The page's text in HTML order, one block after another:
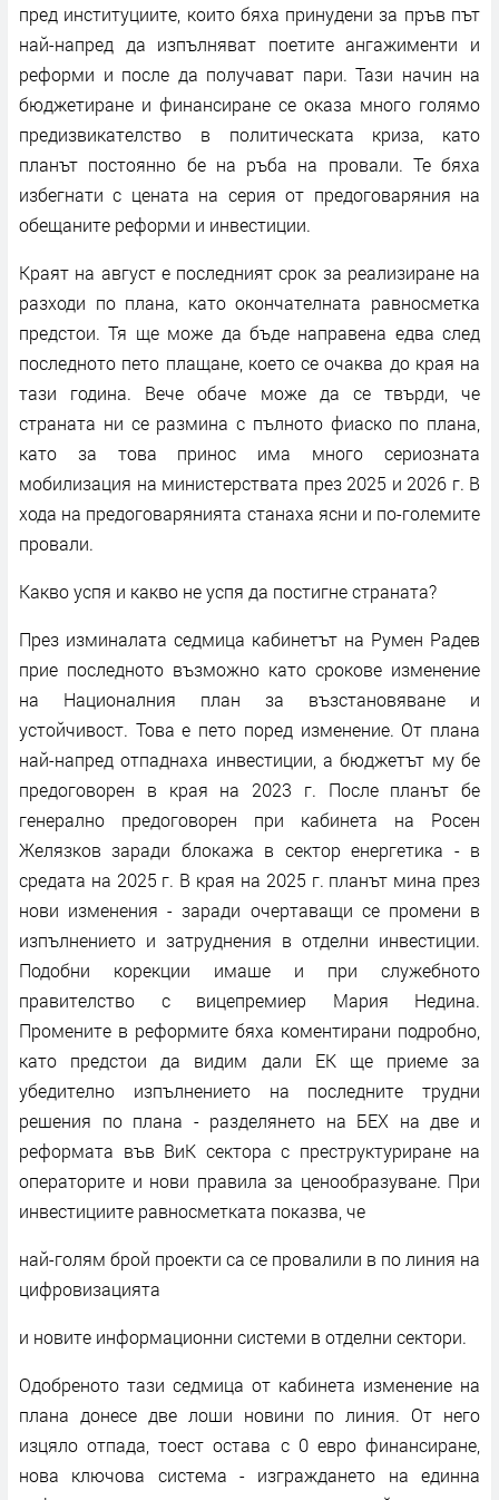
пред институциите, които бяха принудени за пръв път
най-напред да изпълняват поетите ангажименти и
реформи и после да получават пари. Тази начин на
бюджетиране и финансиране се оказа много голямо
предизвикателство в политическата криза, като
планът постоянно бе на ръба на провали. Те бяха
избегнати с цената на серия от предоговаряния на
обещаните реформи и инвестиции.
Краят на август е последният срок за реализиране на
разходи по плана, като окончателната равносметка
предстои. Тя ще може да бъде направена едва след
последното пето плащане, което се очаква до края на
тази година. Вече обаче може да се твърди, че
страната ни се размина с пълното фиаско по плана,
като за това принос има много сериозната
мобилизация на министерствата през 2025 и 2026 г. В
хода на предоговарянията станаха ясни и по-големите
провали.
Какво успя и какво не успя да постигне страната?
През изминалата седмица кабинетът на Румен Радев
прие последното възможно като срокове изменение
на Националния план за възстановяване и
устойчивост. Това е пето поред изменение. От плана
най-напред отпаднаха инвестиции, а бюджетът му бе
предоговорен в края на 2023 г. После планът бе
генерално предоговорен при кабинета на Росен
Желязков заради блокажа в сектор енергетика - в
средата на 2025 г. В края на 2025 г. планът мина през
нови изменения - заради очертаващи се промени в
изпълнението и затруднения в отделни инвестиции.
Подобни корекции имаше и при служебното
правителство с вицепремиер Мария Недина.
Промените в реформите бяха коментирани подробно,
като предстои да видим дали ЕК ще приеме за
убедително изпълнението на последните трудни
решения по плана - разделянето на БЕХ на две и
реформата във ВиК сектора с преструктуриране на
операторите и нови правила за ценообразуване. При
инвестициите равносметката показва, че
най-голям брой проекти са се провалили в по линия на
цифровизацията
и новите информационни системи в отделни сектори.
Одобреното тази седмица от кабинета изменение на
плана донесе две лоши новини по линия. От него
изцяло отпада, тоест остава с 0 евро финансиране,
нова ключова система - изграждането на единна